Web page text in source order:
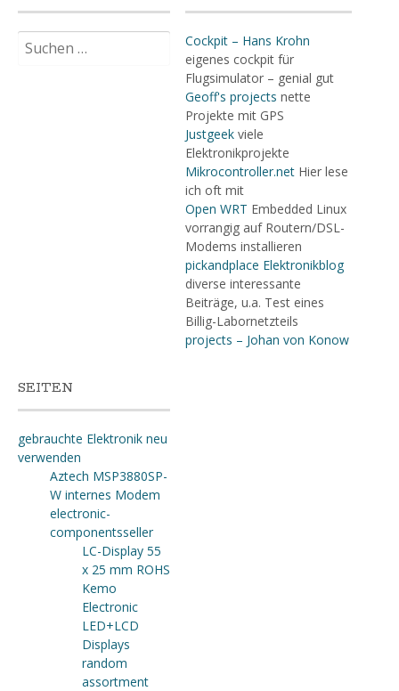
nach:
Cockpit – Hans Krohn
eigenes cockpit für
Flugsimulator – genial gut
Geoff's projects nette
Projekte mit GPS
Justgeekviele
Elektronikprojekte
Mikrocontroller.netHier lese
ich oft mit
Open WRT Embedded Linux
vorrangig auf Routern/DSL-
Modems installieren
pickandplace Elektronikblog
diverse interessante
Beiträge, u.a. Test eines
Billig-Labornetzteils
projects – Johan von Konow
SEITEN
gebrauchte Elektronik neu
verwenden
Aztech MSP3880SP-
W internes Modem
electronic-
componentsseller
LC-Display 55
x 25 mm ROHS
Kemo
Electronic
LED+LCD
Displays
random
assortment